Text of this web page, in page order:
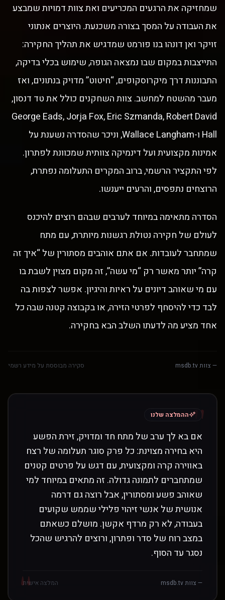
שמחזיקה את הרגעים המכריעים ואת צוות דמויות שמבצע
את העבודה על המסך בצורה משכנעת. היוצרים אנתוני
זויקר ואן דונהו בנו פורמט שמדגיש את תהליך החקירה:
התייצבות במקום שבו נמצאה הגופה, שימוש בכלי בדיקה,
התבוננות דרך מיקרוסקופים, “חיטוט” מדויק בנתונים, ואז
מעבר מהשטח למחשב. צוות השחקנים כולל את טד דנסון,
George Eads, Jorja Fox, Eric Szmanda, Robert David
Hall ו-Wallace Langham, וניכר שהסדרה נשענת על
אמינות מקצועית ועל דינמיקה צוותית שמכוונת לפתרון.
לפי התקציר הרשמי, ברוב המקרים התעלומה נפתרת,
הרוצחים נתפסים, והרעים ייענשו.
הסדרה מתאימה במיוחד לערבים שבהם רוצים להיכנס
לעולם של חקירה נטולת רגשנות מיותרת, עם מתח
שמתחבר לעובדות. אם אתם אוהבים מסתורין של “איך זה
קרה” יותר מאשר רק “מי עשה”, זה מקום מצוין לשבת בו
עם מי שאוהב דיונים על ראיות והיגיון. אפשר לצפות בה
לבד כדי להיסחף לפרטי הזירה, או בקבוצה קטנה שבה כל
אחד מציע מה לדעתו השלב הבא בחקירה.
— צוות msdb.tv סקירה מבוססת על מידע רשמי
"
"
ההמלצה שלנו
אם בא לך ערב של מתח חד ומדויק, זירת הפשע
היא בחירה מצוינת: כל פרק סוגר תעלומה של רצח
באווירה קרה ומקצועית, עם דגש על פרטים קטנים
שמתחברים לתמונה גדולה. זה מתאים במיוחד למי
שאוהב פשע ומסתורין, אבל רוצה גם דרמה
אנושית של אנשי זיהוי פלילי שממש שקועים
בעבודה, לא רק מרדף אקשן. מושלם כשאתם
במצב רוח של סדר ופתרון, ורוצים להרגיש שהכל
נסגר עד הסוף.
— צוות msdb.tv המלצה אישית